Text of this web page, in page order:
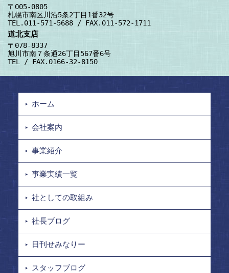
〒005-0805
札幌市南区川沿5条2丁目1番32号
TEL.011-571-5688 / FAX.011-572-1711
道北支店
〒078-8337
旭川市南７条通26丁目567番6号
TEL / FAX.0166-32-8150
ホーム
会社案内
事業紹介
事業実績一覧
社としての取組み
社長ブログ
日刊せみなりー
スタッフブログ